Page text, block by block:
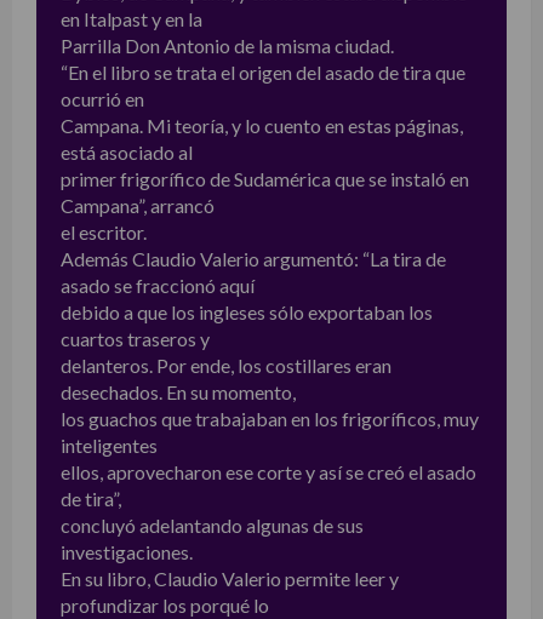
en Italpast y en la
Parrilla Don Antonio de la misma ciudad.
“En el libro se trata el origen del asado de tira que
ocurrió en
Campana. Mi teoría, y lo cuento en estas páginas,
está asociado al
primer frigorífico de Sudamérica que se instaló en
Campana”, arrancó
el escritor.
Además Claudio Valerio argumentó: “La tira de
asado se fraccionó aquí
debido a que los ingleses sólo exportaban los
cuartos traseros y
delanteros. Por ende, los costillares eran
desechados. En su momento,
los guachos que trabajaban en los frigoríficos, muy
inteligentes
ellos, aprovecharon ese corte y así se creó el asado
de tira”,
concluyó adelantando algunas de sus
investigaciones.
En su libro, Claudio Valerio permite leer y
profundizar los porqué lo